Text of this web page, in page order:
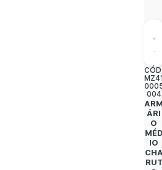
004
ÁRI
O
IO
RUT